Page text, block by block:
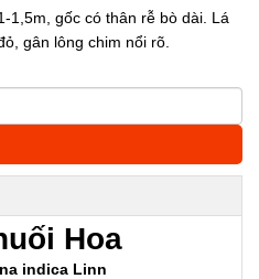
1,5m, gốc có thân rễ bò dài. Lá
gân lông chim nổi rõ.
Hoa
indica Linn